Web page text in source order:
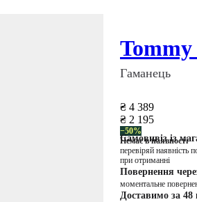
Гаманець
₴ 4 389
₴ 2 195
−50%
Немає в наявності
Самовивіз із
перевіряй наявність
при отриманні
Повернення
моментальне
Доставимо за 48